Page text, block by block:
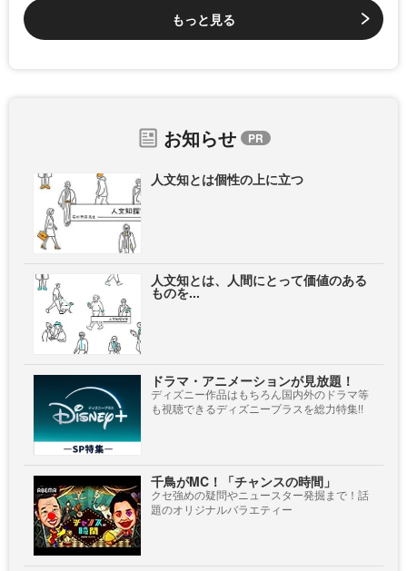
もっと見る
お知らせ
人文知とは個性の上に立つ
人文知とは、人間にとって価値のある
ものを...
ドラマ・アニメーションが見放題！
ディズニー作品はもちろん国内外のドラマ等
も視聴できるディズニープラスを総力特集!!
千鳥がMC！「チャンスの時間」
クセ強めの疑問やニュースター発掘まで！話
題のオリジナルバラエティー